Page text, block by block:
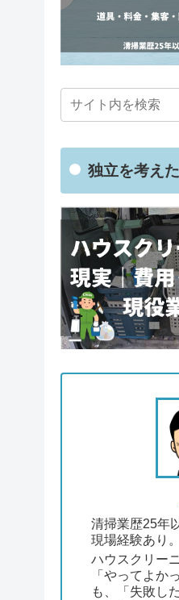
独立を考え
清掃業歴25年
現場経験あり。
ハウスクリー
「やってよか
も、「失敗し